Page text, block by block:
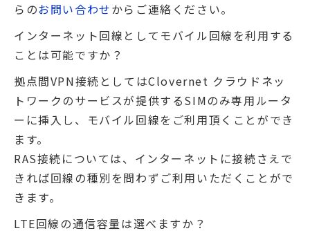
らのお問い合わせからご連絡ください。
インターネット回線としてモバイル回線を利用する
ことは可能ですか？
拠点間VPN接続としてはClovernet クラウドネッ
トワークのサービスが提供するSIMのみ専用ルータ
ーに挿入し、モバイル回線をご利用頂くことができ
ます。
RAS接続については、インターネットに接続さえで
きれば回線の種別を問わずご利用いただくことがで
きます。
LTE回線の通信容量は選べますか？